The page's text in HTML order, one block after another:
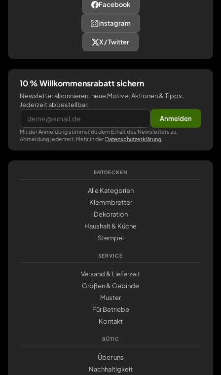
Facebook
Instagram
X / Twitter
10 % Willkommensrabatt sichern
Newsletter abonnieren: neue Motive, Aktionen & Tipps.
Jederzeit abbestellbar.
Anmelden
Mit der Anmeldung stimmst du dem Erhalt des Newsletters zu,
Abmeldung jederzeit. Mehr in der Datenschutzerklärung
ENTDECKEN
Alle Kategorien
Klemmbretter
Dekoration
Haushalt & Küche
Stempel
SERVICE
Versand & Lieferzeit
Größen & Gebinde
Muster
Für Betriebe
Kontakt
BÜTIC
Über uns
Nachhaltigkeit